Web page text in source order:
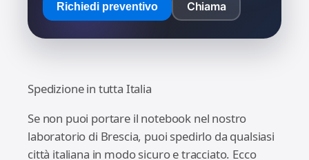
Richiedi preventivo Chiama
Spedizione in tutta Italia
Se non puoi portare il notebook nel nostro
laboratorio di Brescia, puoi spedirlo da qualsiasi
città italiana in modo sicuro e tracciato. Ecco